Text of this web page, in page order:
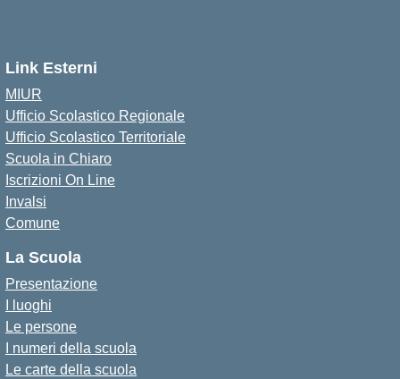
Link Esterni
MIUR
Ufficio Scolastico Regionale
Ufficio Scolastico Territoriale
Scuola in Chiaro
Iscrizioni On Line
Invalsi
Comune
La Scuola
Presentazione
I luoghi
Le persone
I numeri della scuola
Le carte della scuola